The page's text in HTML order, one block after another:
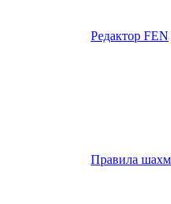
Редактор FEN
Правила